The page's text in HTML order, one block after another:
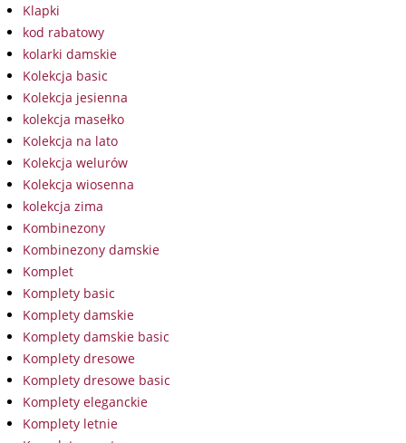
Klapki
kod rabatowy
kolarki damskie
Kolekcja basic
Kolekcja jesienna
kolekcja masełko
Kolekcja na lato
Kolekcja welurów
Kolekcja wiosenna
kolekcja zima
Kombinezony
Kombinezony damskie
Komplet
Komplety basic
Komplety damskie
Komplety damskie basic
Komplety dresowe
Komplety dresowe basic
Komplety eleganckie
Komplety letnie